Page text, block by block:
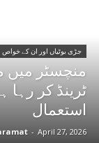
جڑی بوٹیاں اور ان کے خواص
منچسٹر میں
ٹرینڈ کر رہا
استعمال
- April 27, 2026